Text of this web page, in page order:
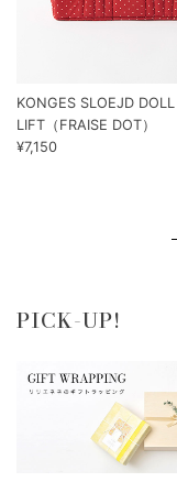
KONGES SLOEJD DOLL
LIFT（FRAISE DOT）
¥7,150
PICK-UP!